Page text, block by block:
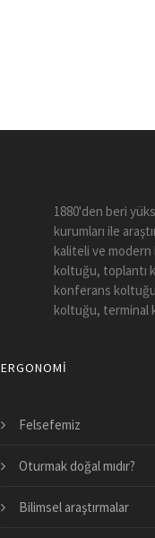
1880'den beri
kurumları ile
kaliteli ve modern
koltuğu, toplantı
konferans
koltuğu, terminal
ERGONOMI
Felsefemiz
Oturmak doğal mıdır?
Bilimsel araştırmalar